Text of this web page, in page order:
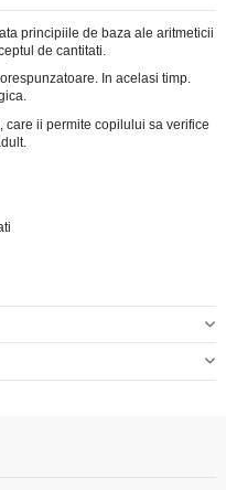
principiile de baza ale aritmeticii
de cantitati.
In acelasi timp.
ii permite copilului sa verifice